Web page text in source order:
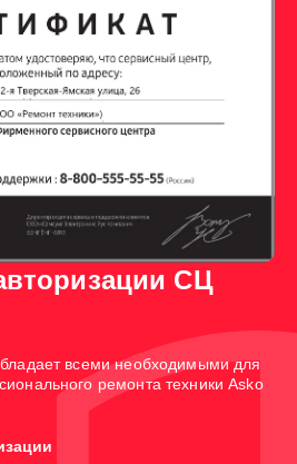
СЦ
всеми необходимыми для
ремонта техники Asko